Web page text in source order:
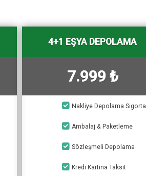
4+1 EŞYA DEPOLAMA
7.999 ₺
Nakliye Depolama Sigorta
Ambalaj & Paketleme
Sözleşmeli Depolama
Kredi Kartına Taksit